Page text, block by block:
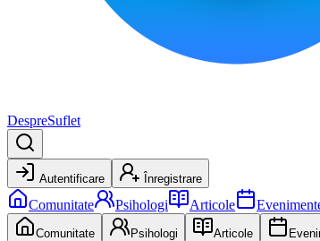
DespreSuflet
Autentificare Înregistrare
Comunitate Psihologi Articole
Comunitate Psihologi Articole